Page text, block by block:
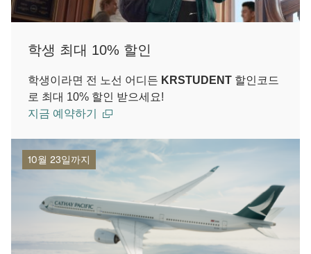
학생 최대 10% 할인
학생이라면 전 노선 어디든 KRSTUDENT 할인코드
로 최대 10% 할인 받으세요!
지금 예약하기
10월 23일까지